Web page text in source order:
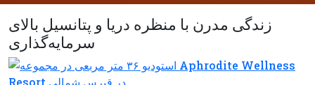
زندگی مدرن با منظره دریا و پتانسیل بالای
سرمایه‌گذاری